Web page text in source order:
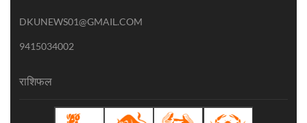
DKUNEWS01@GMAIL.COM
9415034002
राशिफल